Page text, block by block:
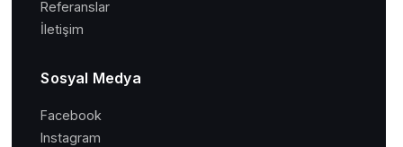
Referanslar
İletişim
Sosyal Medya
Facebook
Instagram